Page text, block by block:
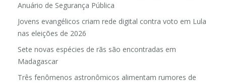
Anuário de Segurança Pública
Jovens evangélicos criam rede digital contra voto em Lula
nas eleições de 2026
Sete novas espécies de rãs são encontradas em
Madagascar
Três fenômenos astronômicos alimentam rumores de